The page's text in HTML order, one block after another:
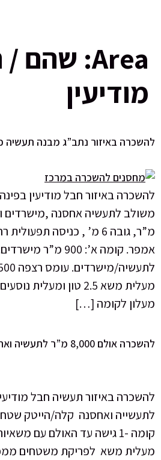
שהם / חבל
מבנה תעשיה כ-4500 מ”ר
חבל מודיעין בפינה קסומה
לתעשיה/מישרדים. עומס רצפה 500
מעלית משא 2.5 טון ומעלית נוסעים. בנוסף
[…]
תעשיה חבל מודיעין – שהם אולם
קומה -1 גישה עד האולם
מעלית משא לפריקת